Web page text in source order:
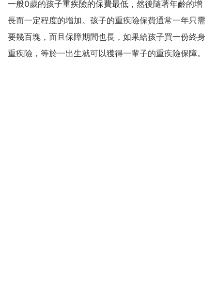
一般0歲的孩子重疾險的保費最低，然後隨著年齡的增
長而一定程度的增加。孩子的重疾險保費通常一年只需
要幾百塊，而且保障期間也長，如果給孩子買一份終身
重疾險，等於一出生就可以獲得一輩子的重疾險保障。